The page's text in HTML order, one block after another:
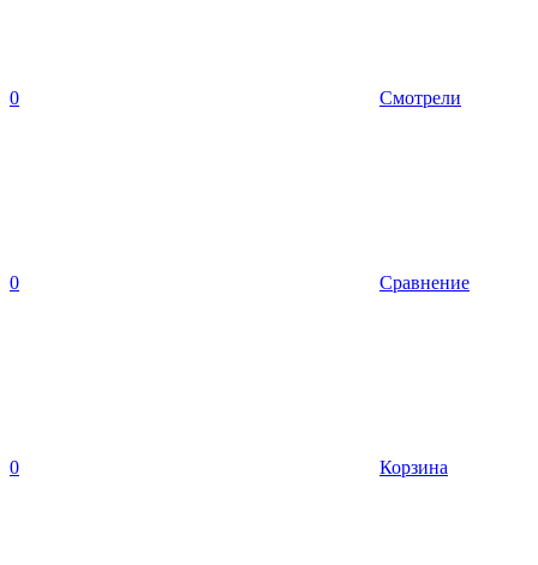
0 Смотрели
0 Сравнение
0 Корзина